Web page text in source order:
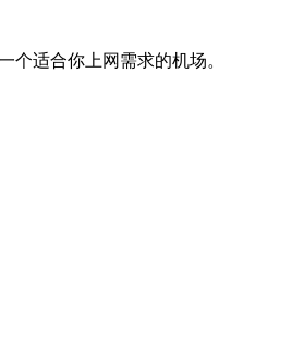
个适合你上网需求的机场。